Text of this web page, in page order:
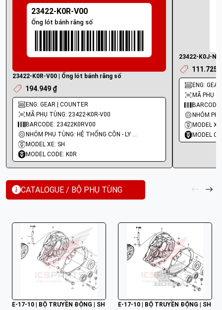
23422-K0R-V00
Ống lót bánh răng số
23422-K0R-V00 | Ống lót bánh răng số
194.949 ₫
ENG: GEAR | COUNTER
MÃ PHỤ TÙNG: 23422-K0R-V00
BARCODE: 23422K0RV00
NHÓM PHỤ TÙNG: HỆ THỐNG CÔN - LY HỢP - TRỤC SỐ - BÁNH RĂNG
MODEL XE: SH
MODEL CODE: K0R
23422-K0J-
111.725
ENG:
MÃ PHỤ
MODEL
MODEL
CATALOGUE / BỘ PHỤ TÙNG
E-17-10 | BỘ TRUYỀN ĐỘNG | SH
E-17-10 | BỘ TRUYỀN ĐỘNG | SH